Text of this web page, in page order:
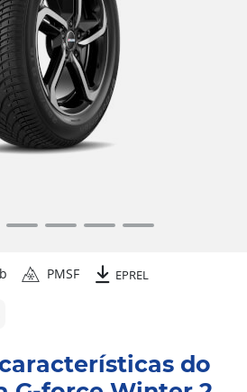
PMSF EPREL
do